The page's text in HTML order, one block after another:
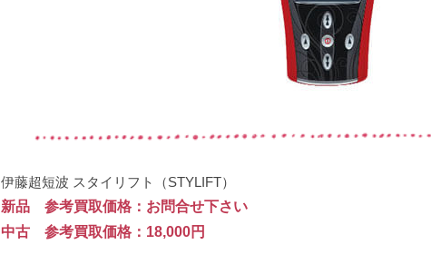
伊藤超短波 スタイリフト（STYLIFT）
新品 参考買取価格：お問合せ下さい
中古 参考買取価格：18,000円